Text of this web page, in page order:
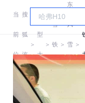
当
前
位
置:
搜
狐
汽
车
＞
车
型
大
全
＞
雪
铁
龙
＞
东
风
雪
铁
＞